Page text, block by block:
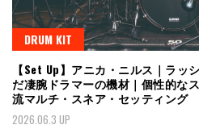
DRUM KIT
【Set Up】アニカ・ニルス｜ラッ
だ凄腕ドラマーの機材｜個性的な
流マルチ・スネア・セッティング
2026.06.3 UP